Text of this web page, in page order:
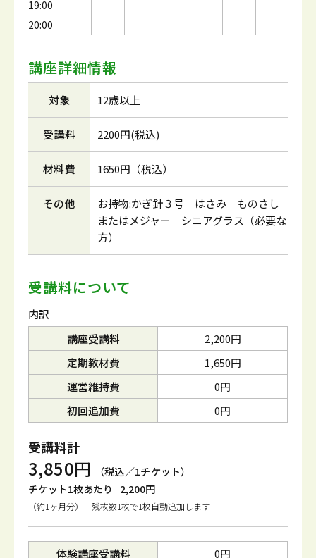
19:00
20:00
講座詳細情報
対象 12歳以上
受講料 2200円(税込)
材料費 1650円（税込）
その他
お持物:かぎ針３号 はさみ ものさし
またはメジャー シニアグラス（必要な
方）
受講料について
内訳
講座受講料
2,200円
定期教材費
1,650円
運営維持費
0円
初回追加費
0円
受講料計
3,850円
（税込／1チケット）
チケット1枚あたり
2,200円
（約1ヶ月分） 残枚数1枚で1枚自動追加します
体験講座受講料 0円